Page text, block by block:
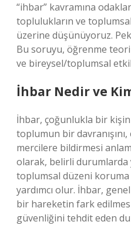
“ihbar” kavramına
toplulukların ve
üzerine düşünüyoruz.
Bu soruyu, öğrenme
ve bireysel/toplumsal
İhbar Nedir ve
İhbar, çoğunlukla bir
toplumun bir
mercilere bildirmesi
olarak, belirli durumlarda
toplumsal düzeni koruma
yardımcı olur. İhbar,
bir hareketin fark
güvenliğini tehdit eden